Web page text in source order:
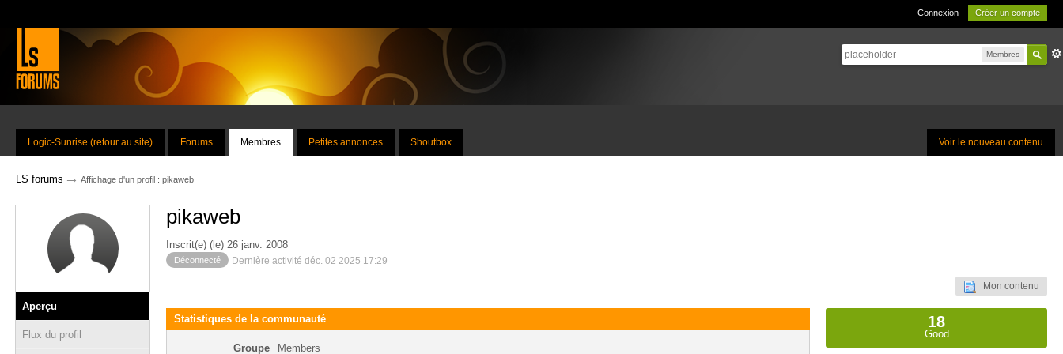
Connexion Créer un compte
Membres
Voir le nouveau contenu
Logic-Sunrise (retour au site) Forums Membres Petites annonces Shoutbox
LS forums → Affichage d'un profil : pikaweb
Aperçu
Flux du profil
pikaweb
Inscrit(e) (le) 26 janv. 2008
Déconnecté Dernière activité déc. 02 2025 17:29
Mon contenu
Statistiques de la communauté
Groupe Members
18
Good